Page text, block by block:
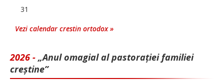
31
Vezi calendar crestin ortodox »
2026 - „Anul omagial al pastorației familiei
creștine”